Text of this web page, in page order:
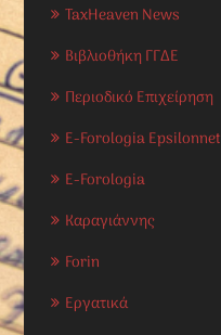
TaxHeaven News
Βιβλιοθήκη ΓΓΔΕ
Περιοδικό Επιχείρηση
E-Forologia Epsilonnet
E-Forologia
Καραγιάννης
Forin
Εργατικά